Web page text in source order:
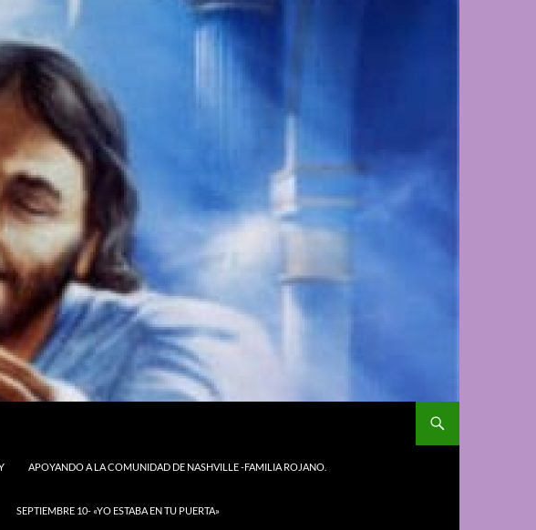
APOYANDO A LA COMUNIDAD DE NASHVILLE -FAMILIA ROJANO.
SEPTIEMBRE 10- «YO ESTABA EN TU PUERTA»